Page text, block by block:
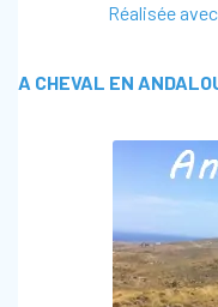
Réalisée
A CHEVAL EN